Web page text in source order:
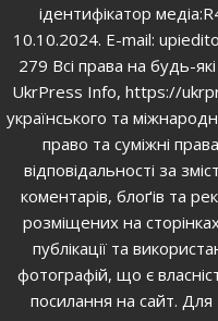
ідентифікатор
10.10.2024. E-mail:
279 Всі права на будь-
UkrPress Info, https://
українського та
право та суміжні
відповідальності за
коментарів, блоґів та
розміщених на
публікації та
фотографій, що є
посилання на сайт.